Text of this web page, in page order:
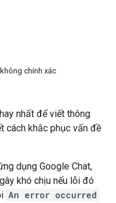
chính xác
nhất để viết thông
cách khắc phục vấn đề
dụng Google Chat,
khó chịu nếu lỗi đó
An error occurred